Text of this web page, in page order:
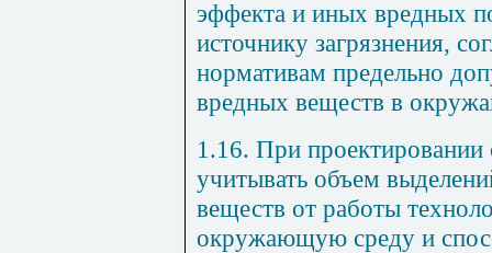
эффекта и иных вредных
источнику загрязнения,
нормативам предельно
вредных веществ в
1.16. При проектировании
учитывать объем
веществ от работы
окружающую среду и